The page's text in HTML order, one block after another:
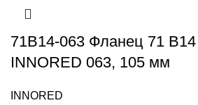
71B14-063 Фланец 71 B14
INNORED 063, 105 мм
INNORED